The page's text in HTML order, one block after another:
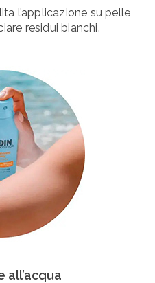
l’applicazione su pelle
residui bianchi.
all’acqua